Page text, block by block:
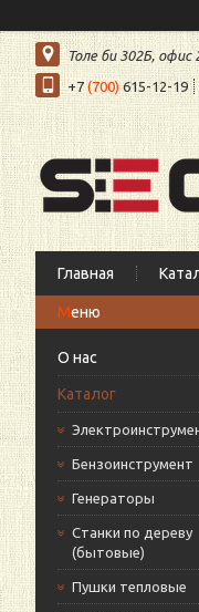
Толе би 302Б,
+7 (700)615-12-19
Главная
О нас
Каталог
Бензоинструмент
Генераторы
Станки по дереву
(бытовые)
Пушки тепловые